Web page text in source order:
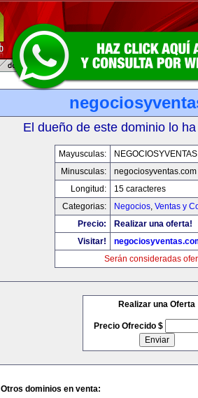
El dueño de este dominio lo
Mayusculas:
Minusculas:
negociosyventas.com
Longitud:
15 caracteres
Categorias:
Negocios, Ventas y
Precio:
Realizar una oferta!
Visitar!
Serán consideradas
Realizar una Oferta
Precio Ofrecido $
Otros dominios en venta: